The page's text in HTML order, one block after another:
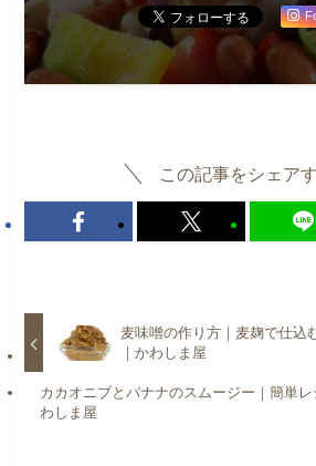
この記事をシェア
麦味噌の作り方｜麦麹で仕込
｜かわしま屋
カカオニブとバナナのスムージー｜簡単
わしま屋